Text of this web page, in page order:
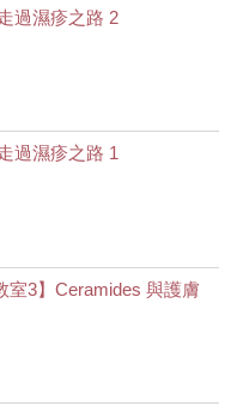
過濕疹之路 2
過濕疹之路 1
室3】Ceramides 與護膚